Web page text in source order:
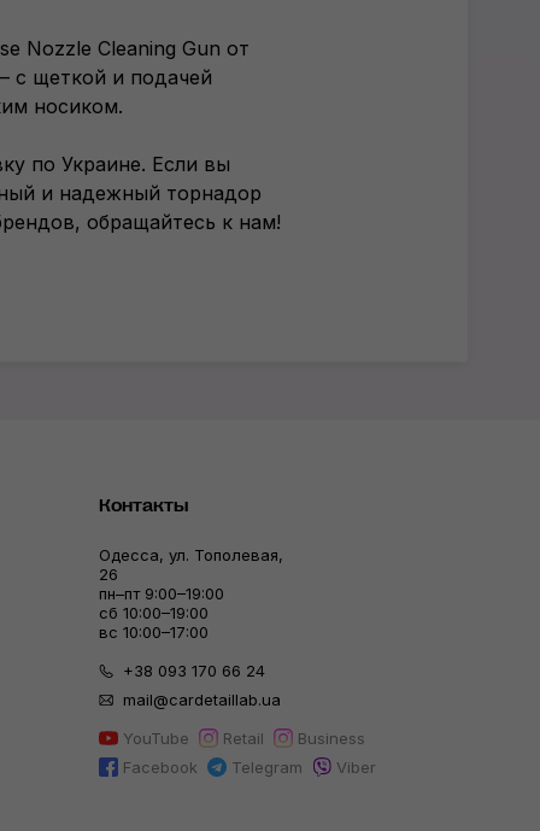
Nozzle Cleaning Gun от
с щеткой и подачей
носиком.
по Украине. Если вы
и надежный торнадор
обращайтесь к нам!
Контакты
Одесса, ул. Тополевая,
26
пн–пт 9:00–19:00
сб 10:00–19:00
вс 10:00–17:00
+38 093 170 66 24
mail@cardetaillab.ua
YouTube
Retail
Business
Facebook
Telegram Viber